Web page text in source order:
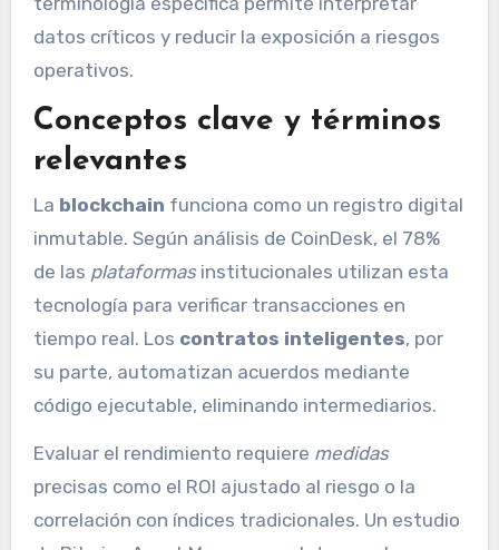
datos críticos y reducir la exposición a riesgos
operativos.
Conceptos clave y términos
relevantes
La blockchain funciona como un registro digital
inmutable. Según análisis de CoinDesk, el 78%
de las plataformasinstitucionales utilizan esta
tecnología para verificar transacciones en
tiempo real. Los contratos inteligentes, por
su parte, automatizan acuerdos mediante
código ejecutable, eliminando intermediarios.
Evaluar el rendimiento requiere medidas
precisas como el ROI ajustado al riesgo o la
correlación con índices tradicionales. Un estudio